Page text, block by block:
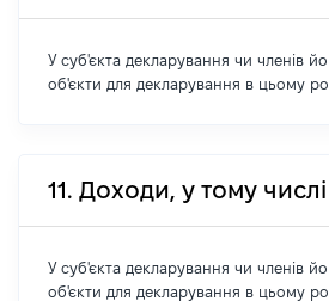
У суб'єкта декларування чи членів
об'єкти для декларування в цьому
11. Доходи, у тому
У суб'єкта декларування чи членів
об'єкти для декларування в цьому